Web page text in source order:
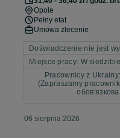
Opole
Pełny etat
Umowa zlecenie
Doświadczenie nie jest
Miejsce pracy: W
Pracownicy z
(Zapraszamy
06 sierpnia 2026